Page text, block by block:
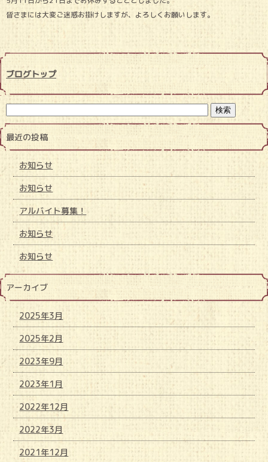
皆さまには大変ご迷惑お掛けしますが、よろしくお願いします。
ブログトップ
最近の投稿
お知らせ
お知らせ
アルバイト募集！
お知らせ
お知らせ
アーカイブ
2025年3月
2025年2月
2023年9月
2023年1月
2022年12月
2022年3月
2021年12月